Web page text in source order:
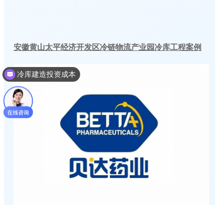
安徽黄山太平经济开发区冷链物流产业园冷库工程案例